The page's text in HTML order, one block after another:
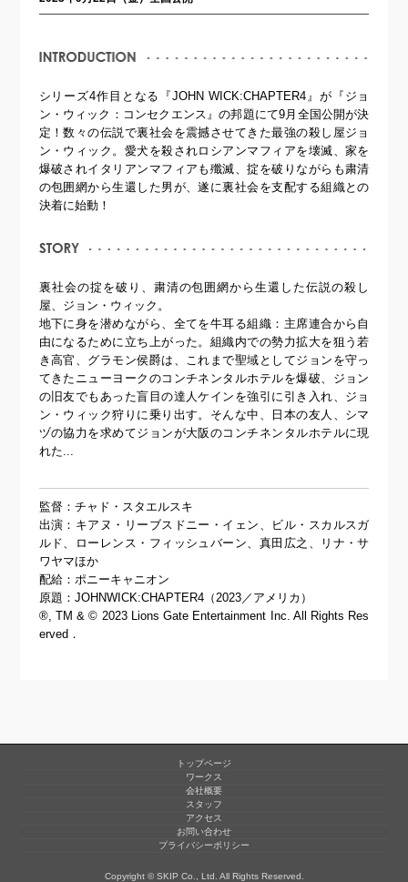
シリーズ4作目となる『JOHN WICK:CHAPTER4』が『ジョ
ン・ウィック：コンセクエンス』の邦題にて9月全国公開が決
定！数々の伝説で裏社会を震撼させてきた最強の殺し屋ジョ
ン・ウィック。愛犬を殺されロシアンマフィアを壊滅、家を
爆破されイタリアンマフィアも殲滅、掟を破りながらも粛清
の包囲網から生還した男が、遂に裏社会を支配する組織との
決着に始動！
裏社会の掟を破り、粛清の包囲網から生還した伝説の殺し
屋、ジョン・ウィック。
地下に身を潜めながら、全てを牛耳る組織：主席連合から自
由になるために立ち上がった。組織内での勢力拡大を狙う若
き高官、グラモン侯爵は、これまで聖域としてジョンを守っ
てきたニューヨークのコンチネンタルホテルを爆破、ジョン
の旧友でもあった盲目の達人ケインを強引に引き入れ、ジョ
ン・ウィック狩りに乗り出す。そんな中、日本の友人、シマ
ヅの協力を求めてジョンが大阪のコンチネンタルホテルに現
れた...
監督：チャド・スタエルスキ
出演：キアヌ・リーブスドニー・イェン、ビル・スカルスガ
ルド、ローレンス・フィッシュバーン、真田広之、リナ・サ
ワヤマほか
配給：ポニーキャニオン
原題：JOHNWICK:CHAPTER4（2023／アメリカ）
®, TM & © 2023 Lions Gate Entertainment Inc. All Rights Res
erved．
トップページ
ワークス
会社概要
スタッフ
アクセス
お問い合わせ
プライバシーポリシー
Copyright © SKIP Co., Ltd. All Rights Reserved.